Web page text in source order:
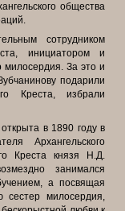
общества
сотрудником
инициатором и
милосердия. За это и
подарили
Креста, избрали
в 1890 году в
Архангельского
Креста князя Н.Д.
занимался
а посвящая
сестер милосердия,